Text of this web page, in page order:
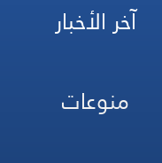
آخر الأخبار
منوعات